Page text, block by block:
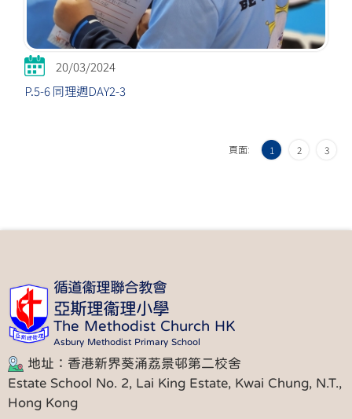
20/03/2024
P.5-6 同理週DAY2-3
頁面: 1 2 3
循道衞理聯合教會
亞斯理衞理小學
The Methodist Church HK
Asbury Methodist Primary School
地址：香港新界葵涌荔景邨第二校舍
Estate School No. 2, Lai King Estate, Kwai Chung, N.T.,
Hong Kong